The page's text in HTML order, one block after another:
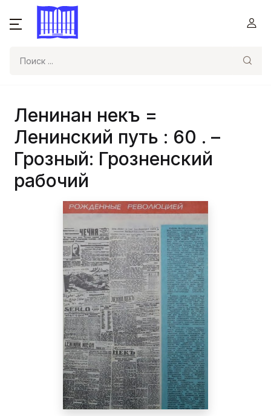
Ленинан некъ =
Ленинский путь : 60 . –
Грозный: Грозненский
рабочий